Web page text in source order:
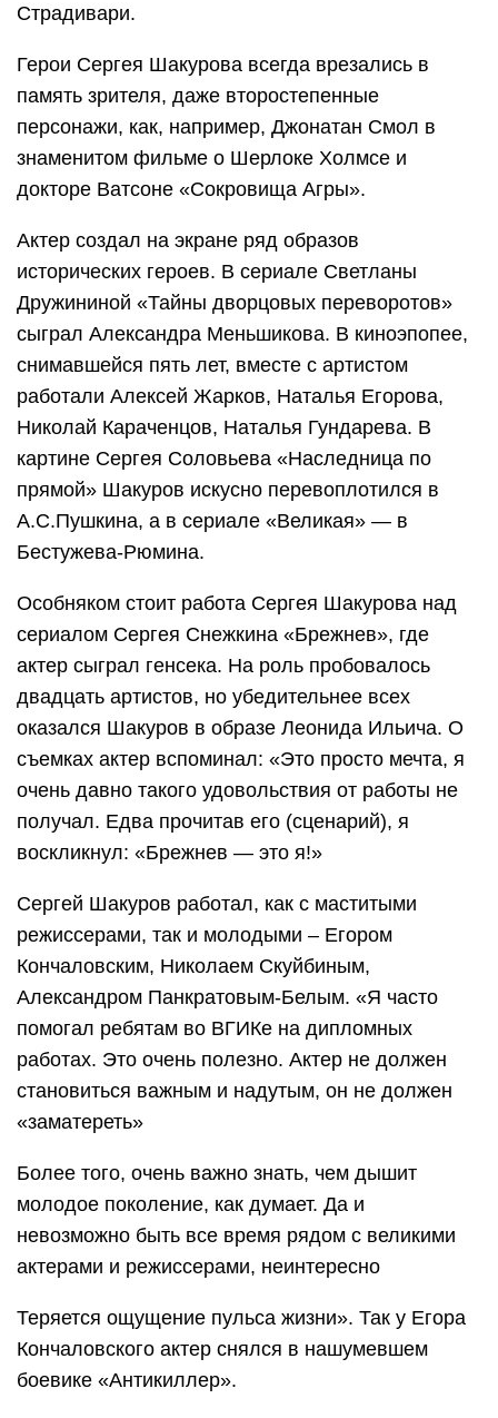
Страдивари.
Герои Сергея Шакурова всегда врезались в
память зрителя, даже второстепенные
персонажи, как, например, Джонатан Смол в
знаменитом фильме о Шерлоке Холмсе и
докторе Ватсоне «Сокровища Агры».
Актер создал на экране ряд образов
исторических героев. В сериале Светланы
Дружининой «Тайны дворцовых переворотов»
сыграл Александра Меньшикова. В киноэпопее,
снимавшейся пять лет, вместе с артистом
работали Алексей Жарков, Наталья Егорова,
Николай Караченцов, Наталья Гундарева. В
картине Сергея Соловьева «Наследница по
прямой» Шакуров искусно перевоплотился в
А.С.Пушкина, а в сериале «Великая» — в
Бестужева-Рюмина.
Особняком стоит работа Сергея Шакурова над
сериалом Сергея Снежкина «Брежнев», где
актер сыграл генсека. На роль пробовалось
двадцать артистов, но убедительнее всех
оказался Шакуров в образе Леонида Ильича. О
съемках актер вспоминал: «Это просто мечта, я
очень давно такого удовольствия от работы не
получал. Едва прочитав его (сценарий), я
воскликнул: «Брежнев — это я!»
Сергей Шакуров работал, как с маститыми
режиссерами, так и молодыми – Егором
Кончаловским, Николаем Скуйбиным,
Александром Панкратовым-Белым. «Я часто
помогал ребятам во ВГИКе на дипломных
работах. Это очень полезно. Актер не должен
становиться важным и надутым, он не должен
«заматереть»
Более того, очень важно знать, чем дышит
молодое поколение, как думает. Да и
невозможно быть все время рядом с великими
актерами и режиссерами, неинтересно
Теряется ощущение пульса жизни». Так у Егора
Кончаловского актер снялся в нашумевшем
боевике «Антикиллер».